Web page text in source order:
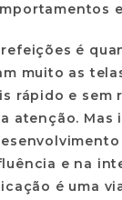
é
muito as
rápido e sem
atenção. Mas
e na
é uma